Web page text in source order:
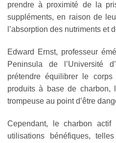
prendre à proximité de la
suppléments, en raison de
l’absorption des nutriments et
Edward Ernst, professeur
Peninsula de l’Université
prétendre équilibrer le
produits à base de charbon,
trompeuse au point d’être
Cependant, le charbon
utilisations bénéfiques,